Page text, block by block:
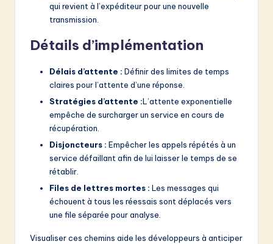
qui revient à l’expéditeur pour une nouvelle
transmission.
Détails d’implémentation
Délais d’attente : Définir des limites de temps
claires pour l’attente d’une réponse.
Stratégies d’attente :L’attente exponentielle
empêche de surcharger un service en cours de
récupération.
Disjoncteurs : Empêcher les appels répétés à un
service défaillant afin de lui laisser le temps de se
rétablir.
Files de lettres mortes : Les messages qui
échouent à tous les réessais sont déplacés vers
une file séparée pour analyse.
Visualiser ces chemins aide les développeurs à anticiper